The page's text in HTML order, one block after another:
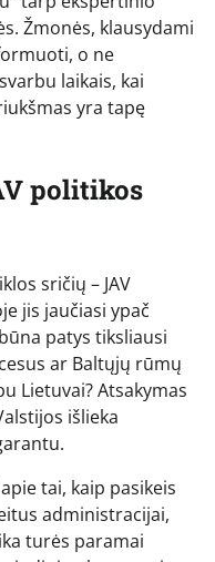
Žmonės, klausydami
o ne
laikais, kai
yra tapę
politikos
sričių – JAV
jis jaučiasi ypač
patys tiksliausi
ar Baltųjų rūmų
Lietuvai? Atsakymas
išlieka
tai, kaip pasikeis
administracijai,
turės paramai